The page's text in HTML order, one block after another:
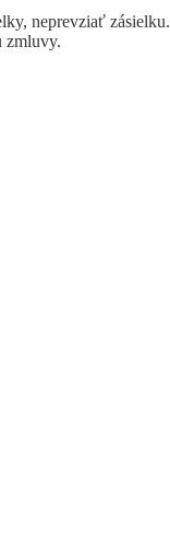
neprevziať zásielku.
zmluvy.